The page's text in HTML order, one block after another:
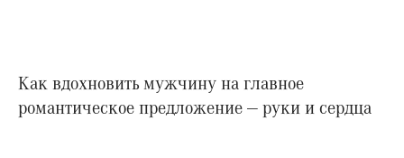
Как вдохновить мужчину на главное
романтическое предложение — руки и сердца